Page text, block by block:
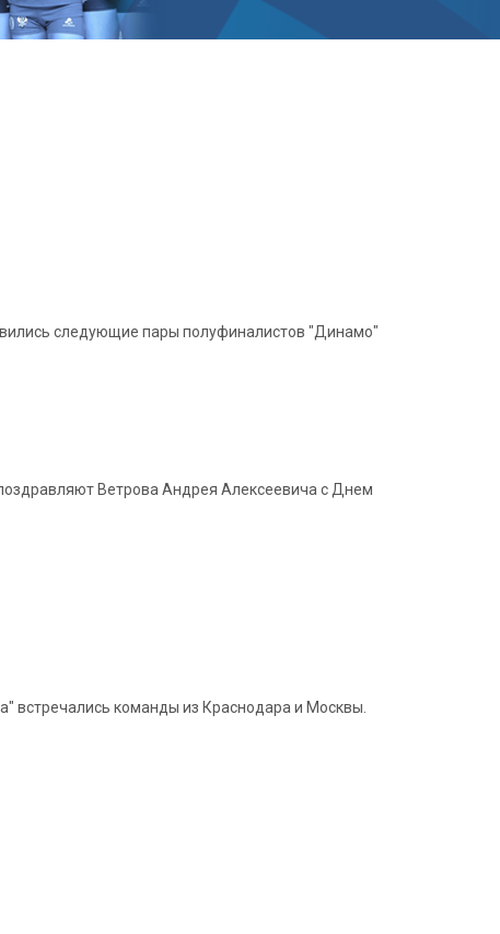
следующие пары полуфиналистов "Динамо"
Ветрова Андрея Алексеевича с Днем
встречались команды из Краснодара и Москвы.